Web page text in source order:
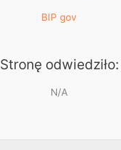
BIP gov
Stronę odwiedziło:
N/A